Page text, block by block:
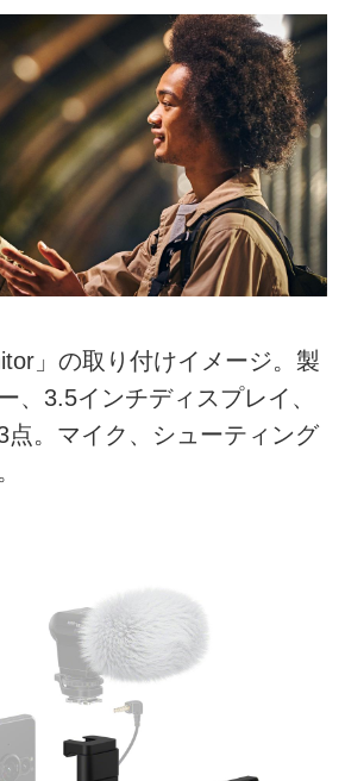
」の取り付けイメージ。製
、3.5インチディスプレイ、
点。マイク、シューティング